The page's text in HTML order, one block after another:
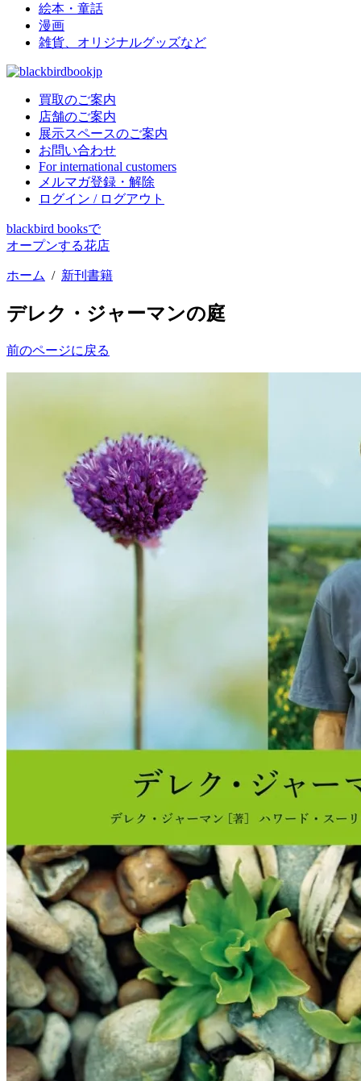
絵本・童話
漫画
雑貨、オリジナルグッズなど
買取のご案内
店舗のご案内
展示スペースのご案内
お問い合わせ
For international customers
メルマガ登録・解除
ログイン / ログアウト
blackbird booksで
オープンする花店
ホーム / 新刊書籍
デレク・ジャーマンの庭
前のページに戻る